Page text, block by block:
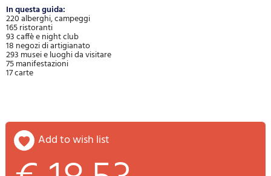
In questa guida:
220 alberghi, campeggi
165 ristoranti
93 caffè e night club
18 negozi di artigianato
293 musei e luoghi da visitare
75 manifestazioni
17 carte
add to wish list